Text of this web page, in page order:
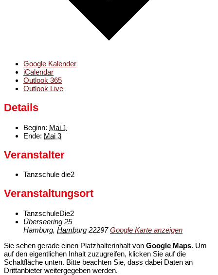
Google Kalender
iCalendar
Outlook 365
Outlook Live
Details
Beginn: Mai 1
Ende: Mai 3
Veranstalter
Tanzschule die2
Veranstaltungsort
TanzschuleDie2
Überseering 25
Hamburg, Hamburg 22297 Google Karte anzeigen
Sie sehen gerade einen Platzhalterinhalt von Google Maps. Um
auf den eigentlichen Inhalt zuzugreifen, klicken Sie auf die
Schaltfläche unten. Bitte beachten Sie, dass dabei Daten an
Drittanbieter weitergegeben werden.